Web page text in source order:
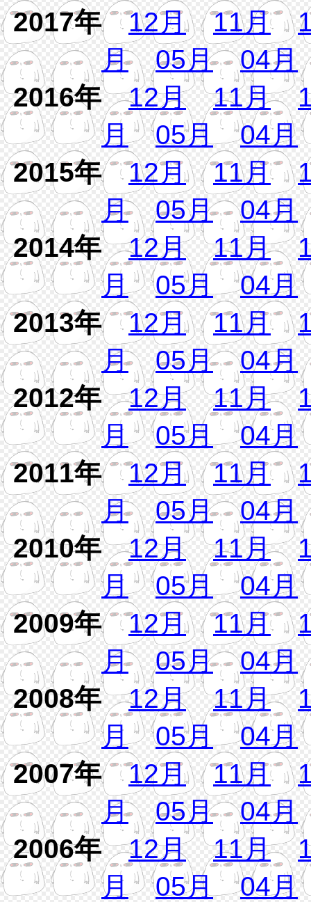
2017年12月 11月
月
05月
04月
2016年12月 11月
月
05月
04月
2015年12月 11月
月
05月
04月
2014年12月 11月
月
05月
04月
2013年12月 11月
月
05月
04月
2012年12月 11月
月
05月
04月
2011年12月 11月
月
05月
04月
2010年12月 11月
月
05月
04月
2009年12月 11月
月
05月
04月
2008年12月 11月
月
05月
04月
2007年12月 11月
月
05月
04月
2006年12月 11月
月
05月
04月